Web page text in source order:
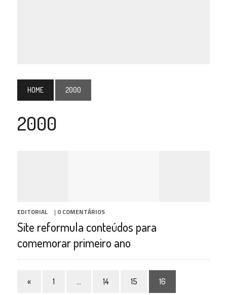
HOME 2000
2000
EDITORIAL | 0 COMENTÁRIOS
Site reformula conteúdos para
comemorar primeiro ano
« 1 … 14 15 16